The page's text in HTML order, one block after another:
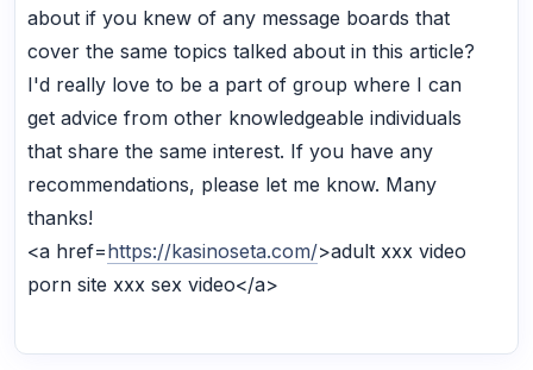
about if you knew of any message boards that
cover the same topics talked about in this article?
I'd really love to be a part of group where I can
get advice from other knowledgeable individuals
that share the same interest. If you have any
recommendations, please let me know. Many
thanks!
<a href=https://kasinoseta.com/>adult xxx video
porn site xxx sex video</a>